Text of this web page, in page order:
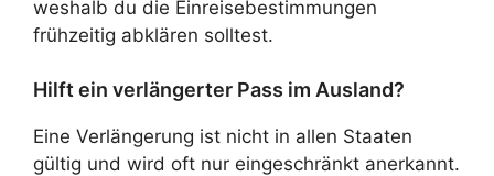
weshalb du die Einreisebestimmungen
frühzeitig abklären solltest.
Hilft ein verlängerter Pass im Ausland?
Eine Verlängerung ist nicht in allen Staaten
gültig und wird oft nur eingeschränkt anerkannt.